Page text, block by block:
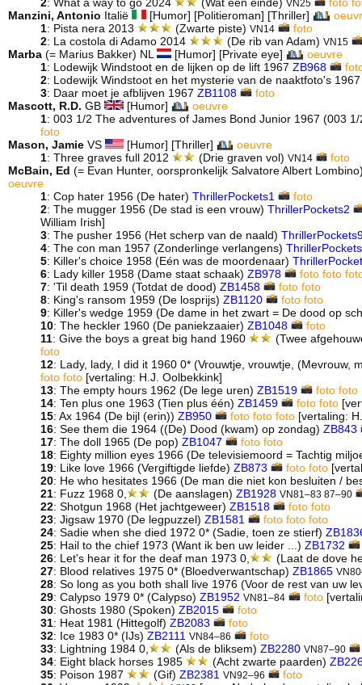
VN25
Manzini, Antonio Italië [Humor] [Politieroman] [Thriller]
1: Pista nera 2013 (Zwarte piste)VN14
foto
2: La costola di Adamo 2014 (De rib van Adam)VN15
Marba (= Marius Bakker) NL [Humor] [Private eye]
oeuvre
1: Lodewijk Windstoot en de lijken op de lift 1967 ZB968
2: Lodewijk Windstoot en het mysterie van de naaktfoto's
3: Daar moet je afblijven 1967 ZB1108
foto
Mascott, R.D. GB [Humor]
oeuvre
1: 003 1/2 The adventures of James Bond Junior 1967 (003
foto
Mason, Jamie VS [Humor] [Thriller]
oeuvre
1: Three graves full 2012 (Drie graven vol) VN14
foto
McBain, Ed (= Evan Hunter, oorspronkelijk Salvatore Albert
oeuvre
1: Cop hater 1956 (De hater) ThrillerPockets1
foto
2: The mugger 1956 (De stad is een vrouw) ThrillerPockets2
William Irish]
3: The pusher 1956 (Het scherp van de naald)
4: The con man 1957 (Zonderlinge verlangens)
5: Killer's choice 1958 (Eén was de moordenaar)
6: Lady killer 1958 (Dame staat schaak) ZB978 foto foto
7: 'Til death 1959 (Totdat de dood) ZB1458 foto foto
8: King's ransom 1959 (De losprijs) ZB1120 foto foto
9: Killer's wedge 1959 (De dame in het zwart = De dood op
10: The heckler 1960 (De paniekzaaier) ZB1048
foto
11: Give the boys a great big hand 1960
(Twee
foto
12: Lady, lady, I did it 1960 0* (Vrouwtje, vrouwtje, (Mevrouw,
foto foto [vertaling: H.J. Oolbekkink]
13: The empty hours 1962 (De lege uren) ZB1519 foto foto
14: Ten plus one 1963 (Tien plus één) ZB1459 foto foto
15: Ax 1964 (De bijl (erin)) ZB950 foto foto foto[vertaling:
16: See them die 1964 ((De) Dood (kwam) op zondag) ZB843
17: The doll 1965 (De pop) ZB1047 foto foto
18: Eighty million eyes 1966 (De televisiemoord = Tachtig
19: Like love 1966 (Vergiftigde liefde) ZB873 foto foto
20: He who hesitates 1966 (De man die niet kon besluiten /
21: Fuzz 1968 0, (De aanslagen) ZB1928 VN81–83 87–90
22: Shotgun 1968 (Het jachtgeweer) ZB1518 foto foto
23: Jigsaw 1970 (De legpuzzel) ZB1581 foto foto foto
24: Sadie when she died 1972 0* (Sadie, toen ze stierf)
25: Hail to the chief 1973 (Want ik ben uw leider ...) ZB1732
26: Let's hear it for the deaf man 1973 0,
(Laat de dove
27: Blood relatives 1975 0* (Bloedverwantschap) ZB1865
28: So long as you both shall live 1976 (Voor de rest van uw
29: Calypso 1979 0* (Calypso) ZB1952 VN81–84 foto
30: Ghosts 1980 (Spoken) ZB2015
foto
31: Heat 1981 (Hittegolf) ZB2083
foto
32: Ice 1983 0* (IJs) ZB2111 VN84–86
foto
33: Lightning 1984 0, (Als de bliksem) ZB2280 VN87–90
34: Eight black horses 1985 (Acht zwarte paarden)
35: Poison 1987 (Gif) ZB2381 VN92–96
foto